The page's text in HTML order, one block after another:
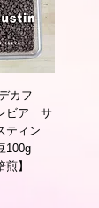
カフ
ビア サ
ティン
100g
煎】